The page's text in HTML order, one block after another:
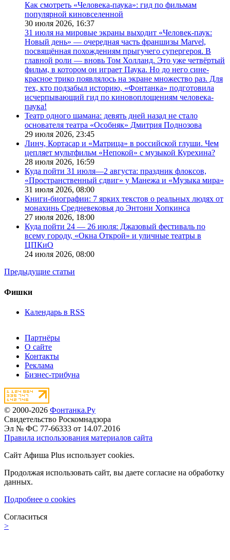
Как смотреть «Человека-паука»: гид по фильмам
популярной киновселенной
30 июля 2026, 16:37
31 июля на мировые экраны выходит «Человек-паук:
Новый день» — очередная часть франшизы Marvel,
посвящённая похождениям прыгучего супергероя. В
главной роли — вновь Том Холланд. Это уже четвёртый
фильм, в котором он играет Паука. Но до него сине-
красное трико появлялось на экране множество раз. Для
тех, кто подзабыл историю, «Фонтанка» подготовила
исчерпывающий гид по киновоплощениям человека-
паука!
Театр одного шамана: девять дней назад не стало
основателя театра «Особняк» Дмитрия Поднозова
29 июля 2026, 23:45
Линч, Кортасар и «Матрица» в российской глуши. Чем
цепляет мультфильм «Непокой» с музыкой Курехина?
28 июля 2026, 16:59
Куда пойти 31 июля—2 августа: праздник флоксов,
«Пространственный сдвиг» у Манежа и «Музыка мира»
31 июля 2026, 08:00
Книги-биографии: 7 ярких текстов о реальных людях от
монахинь Средневековья до Энтони Хопкинса
27 июля 2026, 18:00
Куда пойти 24 — 26 июля: Джазовый фестиваль по
всему городу, «Окна Открой» и уличные театры в
ЦПКиО
24 июля 2026, 08:00
Предыдущие статьи
Фишки
Календарь в RSS
Партнёры
О сайте
Контакты
Реклама
Бизнес-трибуна
© 2000-2026 Фонтанка.Ру
Свидетельство Роскомнадзора
Эл № ФС 77-66333 от 14.07.2016
Правила использования материалов сайта
Сайт Афиша Plus использует cookies.
Продолжая использовать сайт, вы даете согласие на обработку
данных.
Подробнее о cookies
Согласиться
>